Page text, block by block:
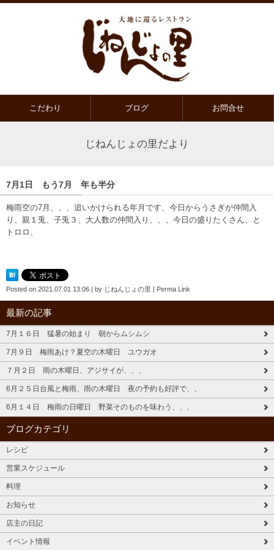
こだわり ブログ お問合せ
じねんじょの里だより
7月1日 もう7月 年も半分
梅雨空の7月、、、追いかけられる年月です、今日からうさぎが仲間入
り、親１兎、子兎３、大人数の仲間入り、、、今日の盛りたくさん、と
トロロ、
Posted on 2021.07.01 13:06 | by じねんじょの里 | Perma Link
最新の記事
7月１６日 猛暑の始まり 朝からムシムシ
7月９日 梅雨あけ？夏空の木曜日 ユウガオ
７月２日 雨の木曜日、アジサイが、、、
6月２５日台風と梅雨、雨の木曜日 夜の予約も好評で、、
6月１４日 梅雨の日曜日 野菜そのものを味わう、、、
ブログカテゴリ
レシピ
営業スケジュール
料理
お知らせ
店主の日記
イベント情報